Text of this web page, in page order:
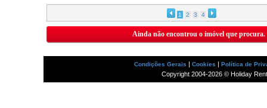
1 2 3 4
Ainda não encontrou o imóvel que
Condições Gerais | Cookies | Política de
Copyright 2004-2026 © Holiday